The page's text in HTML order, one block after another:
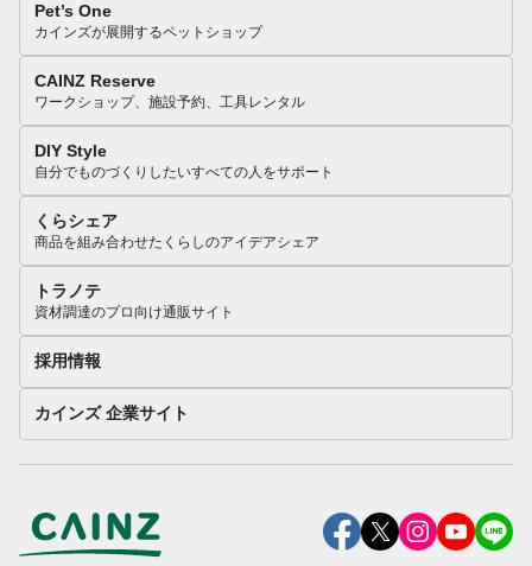
Pet’s One
カインズが展開するペットショップ
CAINZ Reserve
ワークショップ、施設予約、工具レンタル
DIY Style
自分でものづくりしたいすべての人をサポート
くらシェア
商品を組み合わせたくらしのアイデアシェア
トラノテ
資材調達のプロ向け通販サイト
採用情報
カインズ 企業サイト